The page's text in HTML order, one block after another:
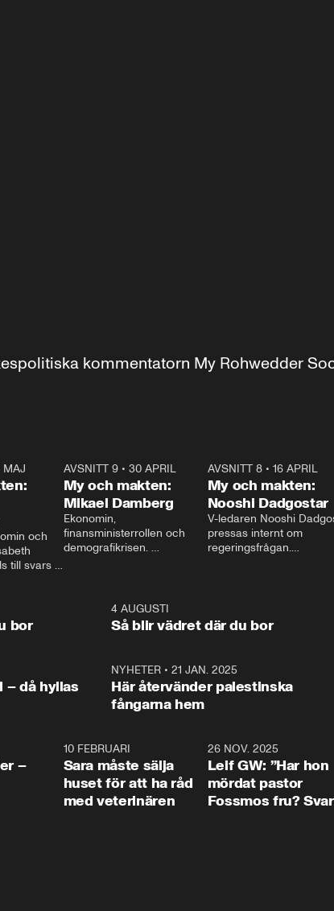
kommentatorn My Rohwedder
MAJ
och
till svars
AVSNITT 9• 30 APRIL
My och makten:
Mikael Damberg
Ekonomin,
finansministerrollen och
demografikrisen.
och Makten.
AVSNITT 8• 16 APRIL
My och makten:
Nooshi Dadgostar
V-ledaren Nooshi
pressas internt om
regeringsfrågan.
– Vi ställer upp i val. Ska
vara med så sitter vi
1:06
bor
4 AUGUSTI
Så blir vädret där du bor
– då hyllas
NYHETER •21 JAN. 2025
Här återvänder palestinska
fångarna hem
–
10 FEBRUARI
Sara måste sälja
huset för att ha råd
med veterinären
26 NOV. 2025
Leif GW: ”Har hon
mördat pastor
Fossmos fru? Svar